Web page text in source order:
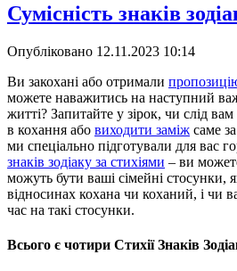
Сумісність знаків
Опубліковано 12.11.2023 10:14
Ви закохані або отримали
можете наважитись на наступний
житті? Запитайте у зірок, чи слід
в кохання або виходити заміж саме
ми спеціально підготували для вас
знаків зодіаку за стихіями – ви
можуть бути ваші сімейні стосунки,
відносинах кохана чи коханий, і чи
час на такі стосунки.
Всього є чотири Стихії Знаків